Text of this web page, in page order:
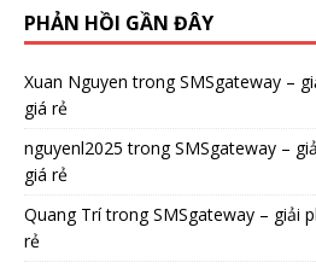
PHẢN HỒI GẦN ĐÂY
Xuan Nguyen trongSMSgateway –
giá rẻ
nguyenl2025 trongSMSgateway –
giá rẻ
Quang TrítrongSMSgateway – giải
rẻ